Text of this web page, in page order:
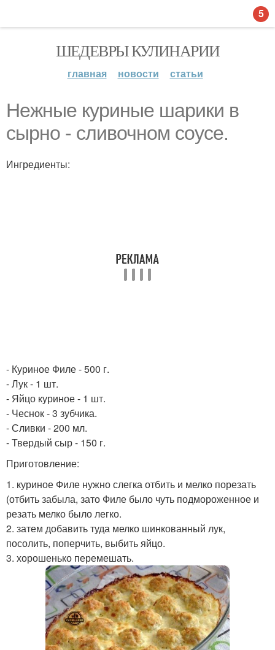
ШЕДЕВРЫ КУЛИНАРИИ
главная новости статьи
Нежные куриные шарики в
сырно - сливочном соусе.
Ингредиенты:
- Куриное Филе - 500 г.
- Лук - 1 шт.
- Яйцо куриное - 1 шт.
- Чеснок - 3 зубчика.
- Сливки - 200 мл.
- Твердый сыр - 150 г.
Приготовление:
1. куриное Филе нужно слегка отбить и мелко порезать
(отбить забыла, зато Филе было чуть подмороженное и
резать мелко было легко.
2. затем добавить туда мелко шинкованный лук,
посолить, поперчить, выбить яйцо.
3. хорошенько перемешать.
5